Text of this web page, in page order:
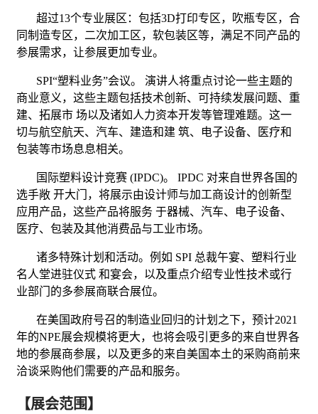
超过13个专业展区：包括3D打印专区，吹瓶专区，合
同制造专区，二次加工区，软包装区等，满足不同产品的
参展需求，让参展更加专业。
SPI“塑料业务”会议。 演讲人将重点讨论一些主题的
商业意义，这些主题包括技术创新、可持续发展问题、重
建、拓展市 场以及诸如人力资本开发等管理难题。这一
切与航空航天、汽车、建造和建 筑、电子设备、医疗和
包装等市场息息相关。
国际塑料设计竞赛 (IPDC)。 IPDC 对来自世界各国的
选手敞 开大门，将展示由设计师与加工商设计的创新型
应用产品，这些产品将服务 于器械、汽车、电子设备、
医疗、包装及其他消费品与工业市场。
诸多特殊计划和活动。例如 SPI 总裁午宴、塑料行业
名人堂进驻仪式 和宴会，以及重点介绍专业性技术或行
业部门的多参展商联合展位。
在美国政府号召的制造业回归的计划之下，预计2021
年的NPE展会规模将更大，也将会吸引更多的来自世界各
地的参展商参展，以及更多的来自美国本土的采购商前来
洽谈采购他们需要的产品和服务。
【展会范围】